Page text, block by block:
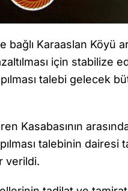
Karaaslan Köyü
için stabilize
talebi gelecek
Kasabasının
talebinin dairesi
verildi.